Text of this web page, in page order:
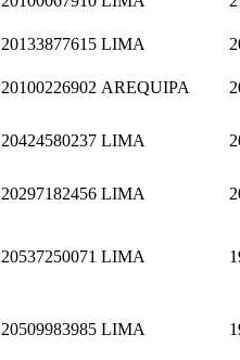
20133877615 LIMA
20100226902 AREQUIPA
20424580237 LIMA
20297182456 LIMA
20537250071 LIMA
20509983985 LIMA